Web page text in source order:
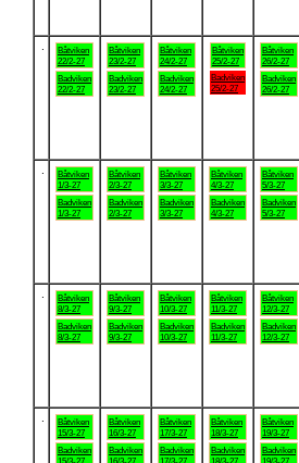
Båtviken
22/2-27
Badviken
22/2-27
Båtviken
23/2-27
Badviken
23/2-27
Båtviken
24/2-27
Badviken
24/2-27
Båtviken
25/2-27
Badviken
25/2-27
Båtviken
26/2-27
Badviken
26/2-27
Båtviken
1/3-27
Badviken
1/3-27
Båtviken
2/3-27
Badviken
2/3-27
Båtviken
3/3-27
Badviken
3/3-27
Båtviken
4/3-27
Badviken
4/3-27
Båtviken
5/3-27
Badviken
5/3-27
Båtviken
8/3-27
Badviken
8/3-27
Båtviken
9/3-27
Badviken
9/3-27
Båtviken
10/3-27
Badviken
10/3-27
Båtviken
11/3-27
Badviken
11/3-27
Båtviken
12/3-27
Badviken
12/3-27
Båtviken
15/3-27
Badviken
15/3-27
Båtviken
16/3-27
Badviken
16/3-27
Båtviken
17/3-27
Badviken
17/3-27
Båtviken
18/3-27
Badviken
18/3-27
Båtviken
19/3-27
Badviken
19/3-27